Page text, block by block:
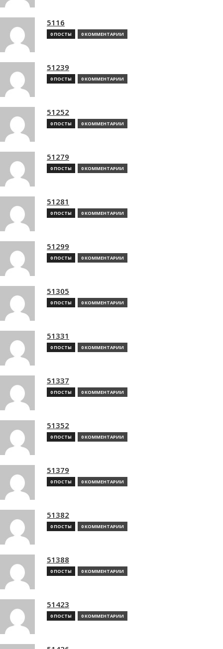
5116
0 ПОСТЫ 0 КОММЕНТАРИИ
51239
0 ПОСТЫ 0 КОММЕНТАРИИ
51252
0 ПОСТЫ 0 КОММЕНТАРИИ
51279
0 ПОСТЫ 0 КОММЕНТАРИИ
51281
0 ПОСТЫ 0 КОММЕНТАРИИ
51299
0 ПОСТЫ 0 КОММЕНТАРИИ
51305
0 ПОСТЫ 0 КОММЕНТАРИИ
51331
0 ПОСТЫ 0 КОММЕНТАРИИ
51337
0 ПОСТЫ 0 КОММЕНТАРИИ
51352
0 ПОСТЫ 0 КОММЕНТАРИИ
51379
0 ПОСТЫ 0 КОММЕНТАРИИ
51382
0 ПОСТЫ 0 КОММЕНТАРИИ
51388
0 ПОСТЫ 0 КОММЕНТАРИИ
51423
0 ПОСТЫ 0 КОММЕНТАРИИ